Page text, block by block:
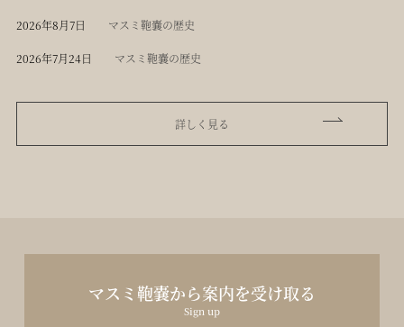
2026年8月7日 マスミ鞄嚢の歴史
2026年7月24日 マスミ鞄嚢の歴史
詳しく見る
マスミ鞄嚢から案内を受け取る
Sign up